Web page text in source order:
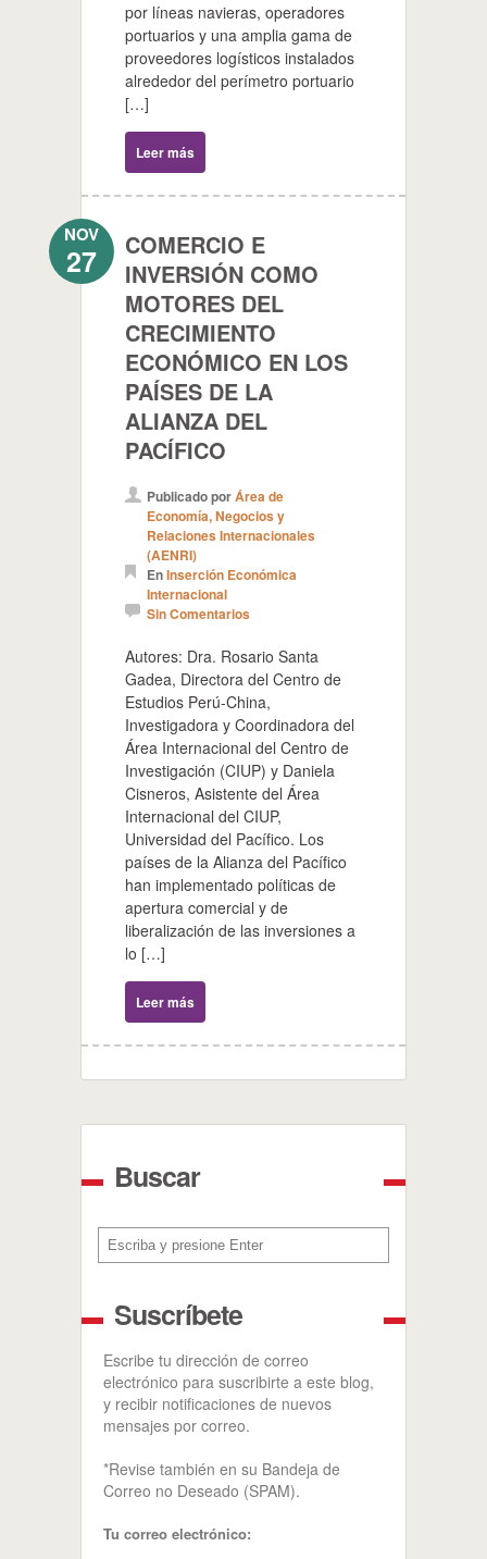
por líneas navieras, operadores
portuarios y una amplia gama de
proveedores logísticos instalados
alrededor del perímetro portuario
[…]
Leer más
NOV
27
COMERCIO E
INVERSIÓN COMO
MOTORES DEL
CRECIMIENTO
ECONÓMICO EN LOS
PAÍSES DE LA
ALIANZA DEL
PACÍFICO
Publicado porÁrea de
Economía, Negocios y
Relaciones Internacionales
(AENRI)
EnInserción Económica
Internacional
Sin Comentarios
Autores: Dra. Rosario Santa
Gadea, Directora del Centro de
Estudios Perú-China,
Investigadora y Coordinadora del
Área Internacional del Centro de
Investigación (CIUP) y Daniela
Cisneros, Asistente del Área
Internacional del CIUP,
Universidad del Pacífico. Los
países de la Alianza del Pacífico
han implementado políticas de
apertura comercial y de
liberalización de las inversiones a
lo […]
Leer más
Buscar
Buscar
Suscríbete
Escribe tu dirección de correo
electrónico para suscribirte a este blog,
y recibir notificaciones de nuevos
mensajes por correo.
*Revise también en su Bandeja de
Correo no Deseado (SPAM).
Tu correo electrónico: